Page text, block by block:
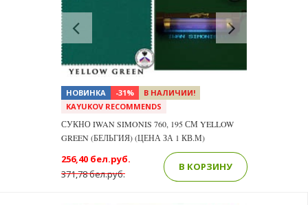
НОВИНКА -31%
В НАЛИЧИИ!
KAYUKOV RECOMMENDS
СУКНО IWAN SIMONIS 760, 195 СМ YELLOW
GREEN (БЕЛЬГИЯ) (ЦЕНА ЗА 1 КВ.М)
371,78 бел.руб.
256,40 бел.руб.
В КОРЗИНУ